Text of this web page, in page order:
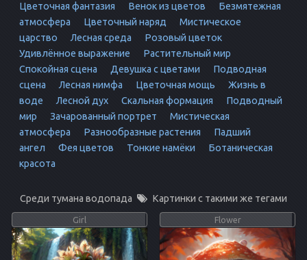
Цветочная фантазия
Венок из цветов
Безмятежная
атмосфера
Цветочный наряд
Мистическое
царство
Лесная среда
Розовый цветок
Удивлённое выражение
Растительный мир
Спокойная сцена
Девушка с цветами
Подводная
сцена
Лесная нимфа Цветочная мощь
Жизнь в
воде
Лесной дух Скальная формация
Подводный
мир
Зачарованный портрет
Мистическая
атмосфера
Разнообразные растения
Падший
ангел
Фея цветов Тонкие намёки
Ботаническая
красота
Среди тумана водопада Картинки с такими же тегами
Girl Flower